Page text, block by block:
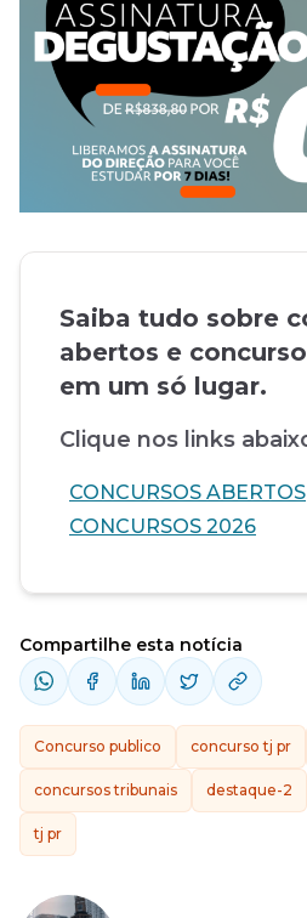
Saiba tudo sobre
abertos e
em um só lugar.
Clique nos links
CONCURSOS ABERTOS
CONCURSOS 2026
Compartilhe esta notícia
Concurso publico concurso tj pr
concursos tribunais destaque-2
tj pr